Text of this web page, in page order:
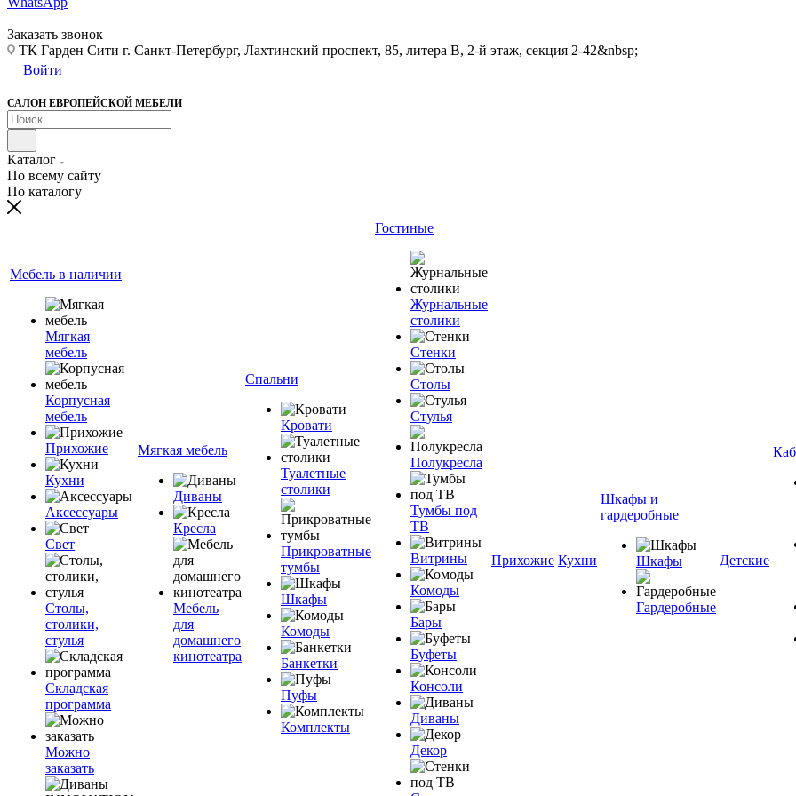
Заказать звонок
ТК Гарден Сити г. Санкт-Петербург, Лахтинский проспект, 85, литера В, 2-й этаж, секция 2-42&nbsp;
Войти
САЛОН ЕВРОПЕЙСКОЙ МЕБЕЛИ
Каталог
По всему сайту
По каталогу
Мебель в наличии
Мягкая
мебель
Корпусная
мебель
Прихожие
Кухни
Аксессуары
Свет
Столы,
столики,
стулья
Складская
программа
Можно
заказать
Мягкая мебель
Диваны
Кресла
Мебель
для
домашнего
кинотеатра
Спальни
Кровати
Туалетные
столики
Прикроватные
тумбы
Шкафы
Комоды
Банкетки
Пуфы
Комплекты
Гостиные
Журнальные
столики
Стенки
Столы
Стулья
Полукресла
Тумбы под
ТВ
Витрины
Комоды
Бары
Буфеты
Консоли
Диваны
Декор
Прихожие Кухни
Шкафы и
гардеробные
Шкафы
Гардеробные
Детские